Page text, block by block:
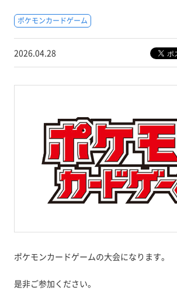
ポケモンカードゲーム
2026.04.28
ポケモンカードゲームの大会になります。
是非ご参加ください。